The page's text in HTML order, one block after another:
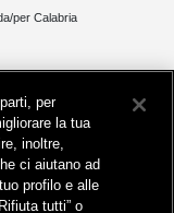
per Calabria
per
la tua
inoltre,
ci aiutano ad
profilo e alle
tutti” o